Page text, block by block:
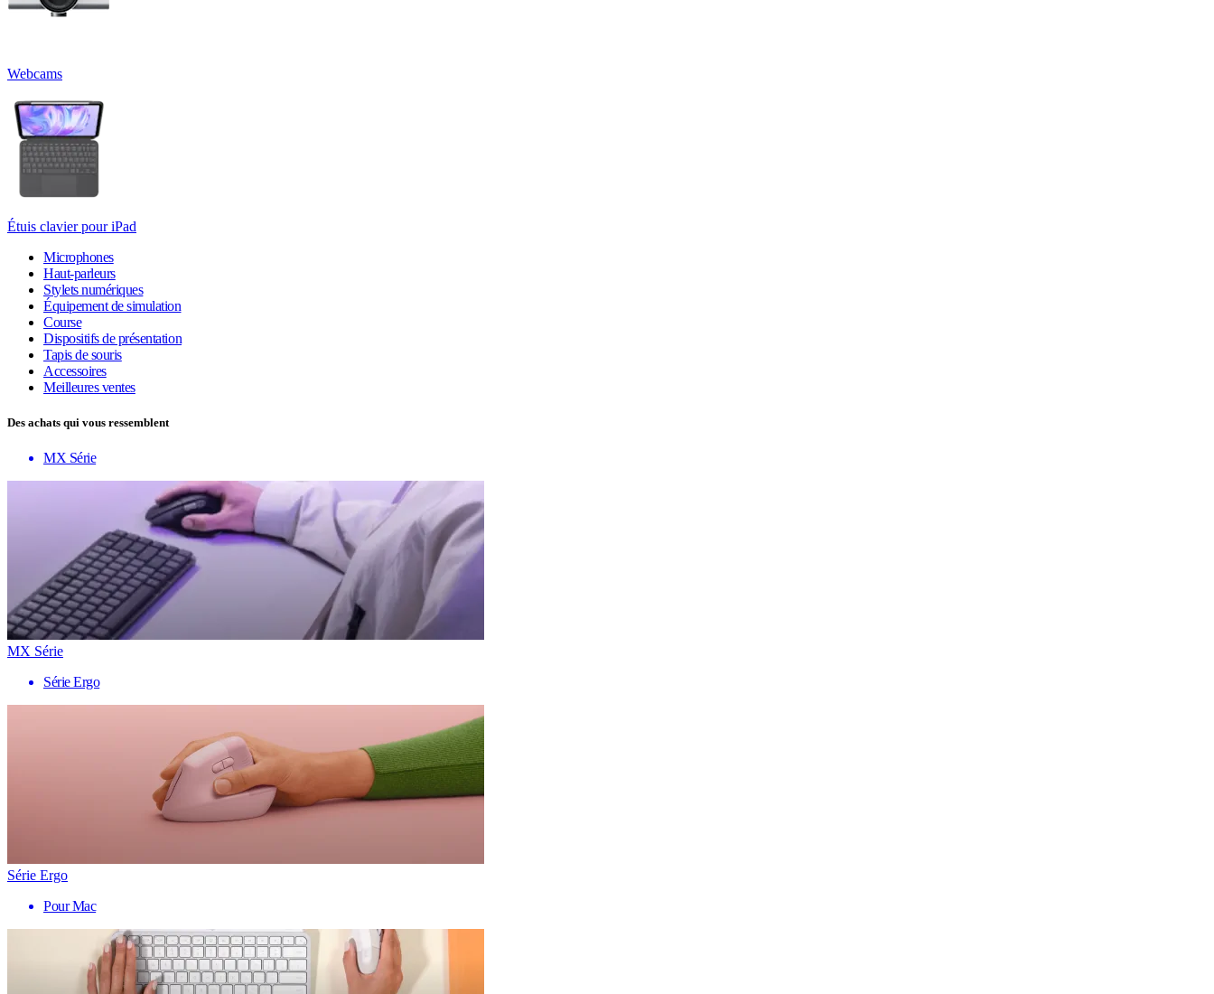
Webcams
Étuis clavier pour iPad
Microphones
Haut-parleurs
Stylets numériques
Équipement de simulation
Course
Dispositifs de présentation
Tapis de souris
Accessoires
Meilleures ventes
Des achats qui vous ressemblent
MX Série
MX Série
Série Ergo
Série Ergo
Pour Mac